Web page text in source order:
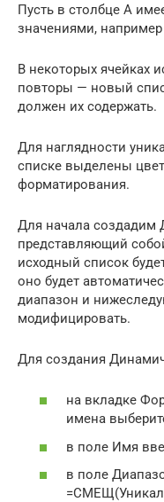
Пусть в столбце А
значениями,
В некоторых ячейках
повторы — новый
должен их содержать.
Для наглядности
списке выделены
форматирования.
Для начала создадим
представляющий
исходный список
оно будет
диапазон и
модифицировать.
Для создания
на вкладке
имена
в поле Имя
в поле